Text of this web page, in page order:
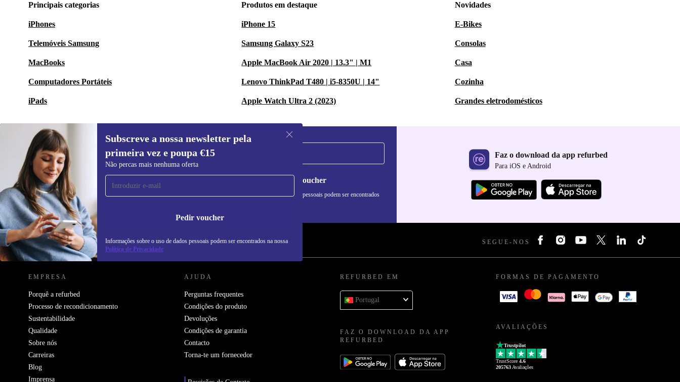
Principais categorias
iPhones
Telemóveis Samsung
MacBooks
Computadores Portáteis
iPads
Produtos em destaque
iPhone 15
Samsung Galaxy S23
Apple MacBook Air 2020 | 13.3" | M1
Lenovo ThinkPad T480 | i5-8350U | 14"
Apple Watch Ultra 2 (2023)
Novidades
E-Bikes
Consolas
Casa
Cozinha
Grandes eletrodomésticos
Subscreve a nossa newsletter pela
primeira vez e poupa €15
Não percas mais nenhuma oferta
Pedir voucher
Informações sobre o uso de dados pessoais podem ser encontrados na nossa
Política de Privacidade
Subscreve a nossa newsletter pela
primeira vez e poupa 15€!
Não percas mais nenhuma oferta.
Pedir voucher
Informações sobre o uso de dados pessoais podem ser encontrados
Faz o download da app refurbed
Para iOS e Android
REFURBED PORTUGAL - RETHINK NEW. SEGUE-NOS
EMPRESA
Porquê a refurbed
Processo de recondicionamento
Sustentabilidade
Qualidade
Sobre nós
Carreiras
Blog
Imprensa
AJUDA
Perguntas frequentes
Condições do produto
Devoluções
Condições de garantia
Contacto
Torna-te um fornecedor
REFURBED EM
Portugal
FAZ O DOWNLOAD DA APP
REFURBED
FORMAS DE PAGAMENTO
AVALIAÇÕES
Trustpilot
TrustScore 4.6
205763 Avaliações